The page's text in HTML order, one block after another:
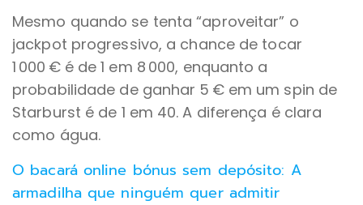
Mesmo quando se tenta “aproveitar” o
jackpot progressivo, a chance de tocar
1 000 € é de 1 em 8 000, enquanto a
probabilidade de ganhar 5 € em um spin de
Starburst é de 1 em 40. A diferença é clara
como água.
O bacará online bónus sem depósito: A
armadilha que ninguém quer admitir